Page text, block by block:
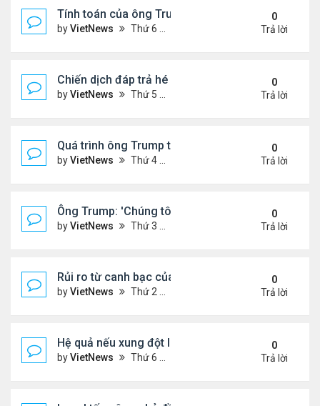
Tính toán của ông Trump khi lùi quyết định can
byVietNews Thứ 6 Tháng 6 20, 2025 2:43 pm
0
Trả lời
Chiến dịch đáp trả hé lộ năng lực tên lửa thực sự
byVietNews Thứ 5 Tháng 6 19, 2025 4:25 pm
0
Trả lời
Quá trình ông Trump thay đổi lập trường về xung
byVietNews Thứ 4 Tháng 6 18, 2025 2:22 pm
0
Trả lời
Ông Trump: 'Chúng tôi đã kiểm soát hoàn toàn
byVietNews Thứ 3 Tháng 6 17, 2025 5:52 pm
0
Trả lời
Rủi ro từ canh bạc của Thủ tướng Israel khi tấn
byVietNews Thứ 2 Tháng 6 16, 2025 4:45 pm
0
Trả lời
Hệ quả nếu xung đột Israel - Iran lan rộng
byVietNews Thứ 6 Tháng 6 13, 2025 5:24 pm
0
Trả lời